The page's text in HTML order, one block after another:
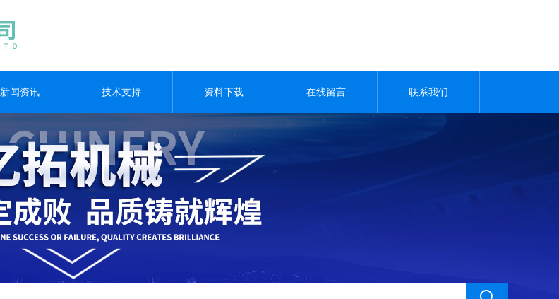
新闻资讯 技术支持 资料下载 在线留言 联系我们